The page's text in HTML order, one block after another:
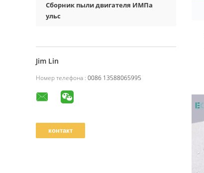
Сборник пыли двигателя ИМПа
ульс
Jim Lin
Номер телефона : 0086 13588065995